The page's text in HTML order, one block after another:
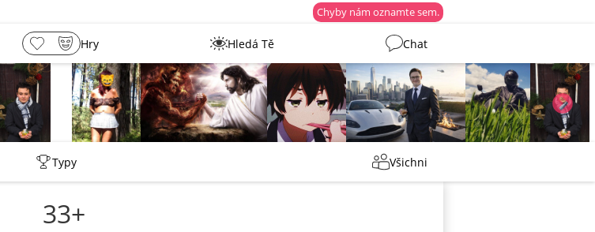
Chyby nám oznamte sem.
Hry Hledá Tě Chat
Tentakovy
Typy Všichni
33+